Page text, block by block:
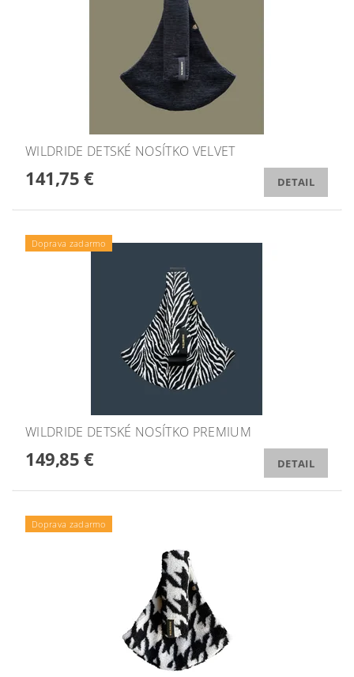
WILDRIDE DETSKÉ NOSÍTKO VELVET
141,75 € DETAIL
Doprava zadarmo
WILDRIDE DETSKÉ NOSÍTKO PREMIUM
149,85 € DETAIL
Doprava zadarmo